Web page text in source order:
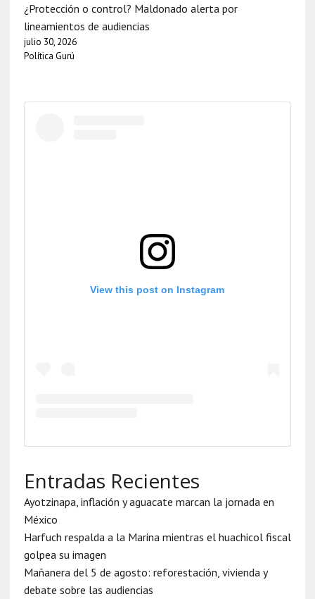
¿Protección o control? Maldonado alerta por
lineamientos de audiencias
julio 30, 2026
Política Gurú
View this post on Instagram
Entradas Recientes
Ayotzinapa, inflación y aguacate marcan la jornada en
México
Harfuch respalda a la Marina mientras el huachicol fiscal
golpea su imagen
Mañanera del 5 de agosto: reforestación, vivienda y
debate sobre las audiencias